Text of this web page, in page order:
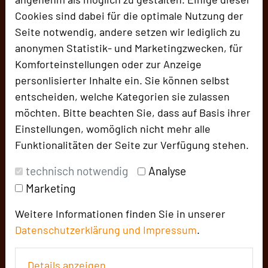
Cookies sind dabei für die optimale Nutzung der
Seite notwendig, andere setzen wir lediglich zu
anonymen Statistik- und Marketingzwecken, für
Komforteinstellungen oder zur Anzeige
personlisierter Inhalte ein. Sie können selbst
entscheiden, welche Kategorien sie zulassen
möchten. Bitte beachten Sie, dass auf Basis ihrer
Einstellungen, womöglich nicht mehr alle
Funktionalitäten der Seite zur Verfügung stehen.
technisch notwendig
Analyse
Marketing
Weitere Informationen finden Sie in unserer
Datenschutzerklärung und Impressum.
Details anzeigen
Sehr gute Erreichbarkeitmit Pkw, Bus und Bahn.
Congress Centrum Würzburg
Am Congress Centrum
97070 Würzburg
phone +49 931 372829